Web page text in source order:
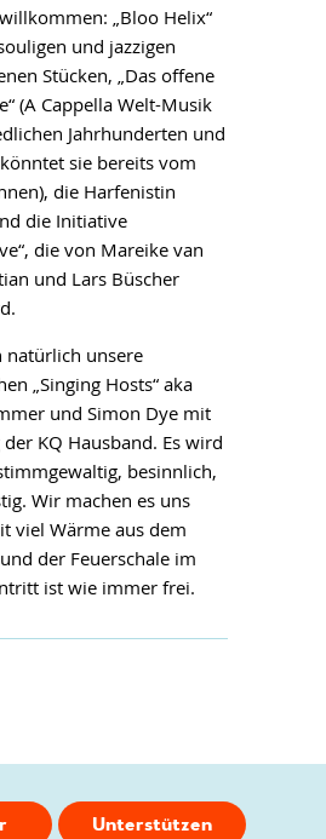
„Bloo Helix“
und jazzigen
Stücken, „Das offene
(A Cappella Welt-Musik
Jahrhunderten und
sie bereits vom
die Harfenistin
die Initiative
die von Mareike van
und Lars Büscher
natürlich unsere
„Singing Hosts“ aka
und Simon Dye mit
KQ Hausband. Es wird
besinnlich,
Wir machen es uns
viel Wärme aus dem
der Feuerschale im
ist wie immer frei.
Unterstützen